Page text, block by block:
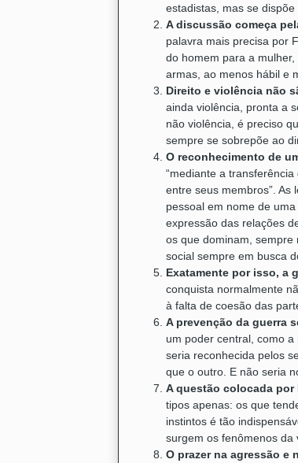
estadistas, mas se
A discussão começa
palavra mais precisa por
do homem para a
armas, ao menos hábil e
Direito e violência não
ainda violência, pronta a
não violência, é preciso
sempre se sobrepõe ao
O reconhecimento de
“mediante a
entre seus membros”.
pessoal em nome de
expressão das relações
os que dominam,
social sempre em busca
Exatamente por isso, a
conquista normalmente
à falta de coesão das
A prevenção da guerra
um poder central, como
seria reconhecida pelos
que o outro. E não seria
A questão colocada
tipos apenas: os que
instintos é tão
surgem os fenômenos da
O prazer na agressão e